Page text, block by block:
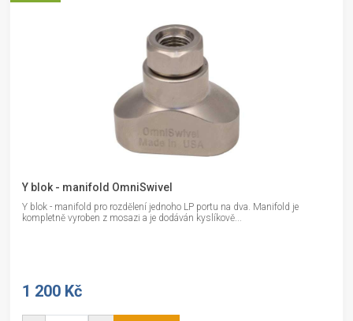
Y blok - manifold OmniSwivel
Y blok - manifold pro rozdělení jednoho LP portu na dva. Manifold je
kompletně vyroben z mosazi a je dodáván kyslíkově...
1 200 Kč